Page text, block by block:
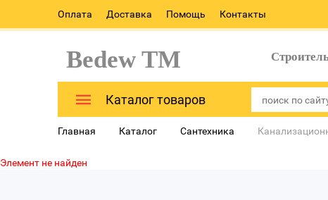
Оплата Доставка Помощь Контакты
Bedew TM
Каталог товаров
Главная Каталог Сантехника
Элемент не найден